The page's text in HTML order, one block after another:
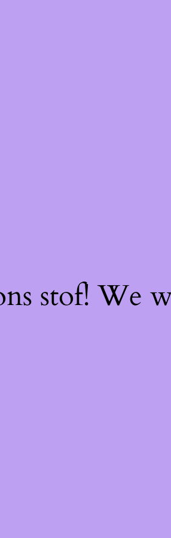
stof! We